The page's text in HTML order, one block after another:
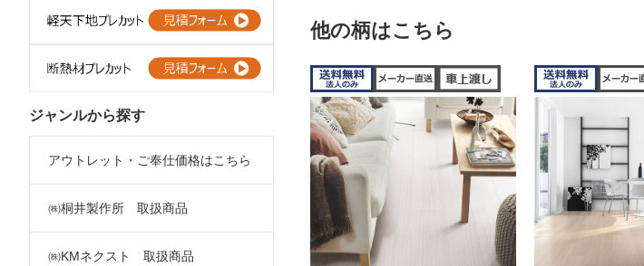
他の柄はこちら
ジャンルから探す
アウトレット・ご奉仕価格はこちら
㈱桐井製作所 取扱商品
㈱KMネクスト 取扱商品